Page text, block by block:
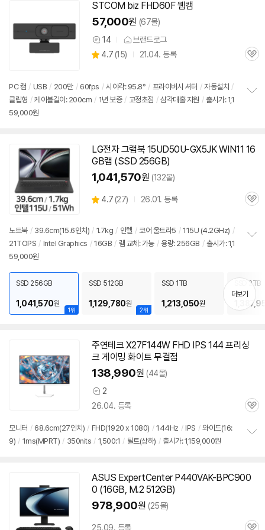
STCOM biz FHD60F 웹캠
57,000원 (67몰)
상
품
14 브랜드로그
별
4.7 (상
뷰
15) 21.04. 등록
관
PC 캠 / USB / 200만 / 60fps / 시야각: 95.8° / 프라이버시 셔터 / 자동설치 /
클립형 / 케이블길이: 200cm / 1년 보증 / 고정초점 / 삼각대홀 지원 / 출시가: 1,1
59,000원
기
LG전자 그램북 15UD50U-GX5JK WIN11 16
GB램 (SSD 256GB)
1,041,570원 (132몰)
별
4.7 (상
27) 26.01. 등록
관
노트북 / 39.6cm(15.6인치) / 1.7kg / 인텔 / 코어 울트라5 / 115U (4.2GHz) /
21TOPS / Intel Graphics / 16GB / 램 교체: 가능 / 용량: 256GB / 출시가: 1,1
59,000원
치
기
1위
SSD 256GB
1,041,570원
2위
SSD 512GB
1,129,780원
SSD 1TB
1,213,050원
SSD 2TB
더보기
주연테크 X27F144W FHD IPS 144 프리싱
크 게이밍 화이트 무결점
138,990원 (44몰)
상
품
견
2
26.04. 등록
관
모니터 / 68.6cm(27인치) / FHD(1920 x 1080) / 144Hz / IPS / 와이드(16:
9) / 1ms(MPRT) / 350nits / 1,500:1 / 틸트(상하) / 출시가: 1,159,000원
ASUS ExpertCenter P440VAK-BPC900
0 (16GB, M.2 512GB)
978,900원 (25몰)
25.09. 등록